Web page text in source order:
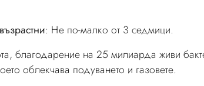
: Не по-малко от 3 седмици.
благодарение на 25 милиарда живи
облекчава подуването и газовете.